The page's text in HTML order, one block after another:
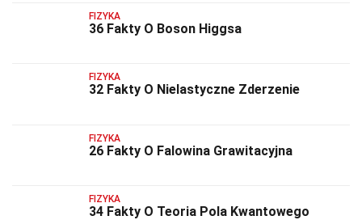
FIZYKA
36 Fakty O Boson Higgsa
FIZYKA
32 Fakty O Nielastyczne Zderzenie
FIZYKA
26 Fakty O Falowina Grawitacyjna
FIZYKA
34 Fakty O Teoria Pola Kwantowego